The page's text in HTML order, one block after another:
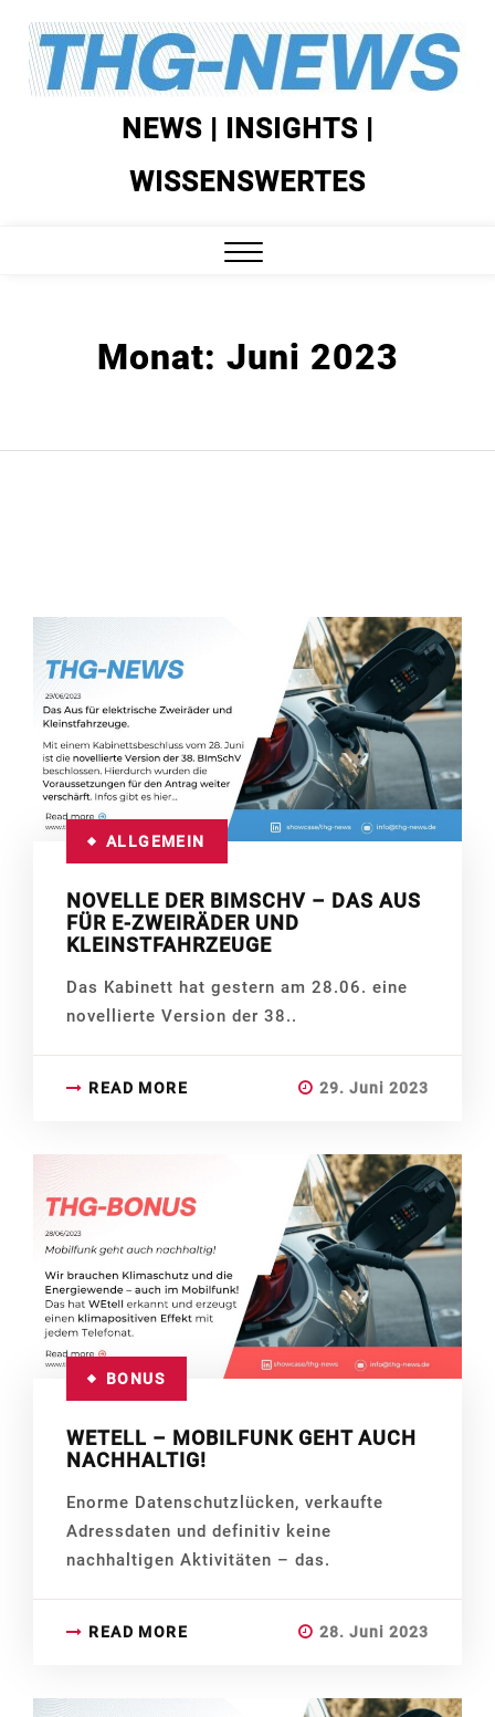
Skip
content
NEWS | INSIGHTS |
WISSENSWERTES
Monat: Juni 2023
ALLGEMEIN
NOVELLE DER BIMSCHV – DAS AUS
FÜR E-ZWEIRÄDER UND
KLEINSTFAHRZEUGE
Das Kabinett hat gestern am 28.06. eine
novellierte Version der 38..
READ MORE 29. Juni 2023
BONUS
WETELL – MOBILFUNK GEHT AUCH
NACHHALTIG!
Enorme Datenschutzlücken, verkaufte
Adressdaten und definitiv keine
nachhaltigen Aktivitäten – das.
READ MORE 28. Juni 2023